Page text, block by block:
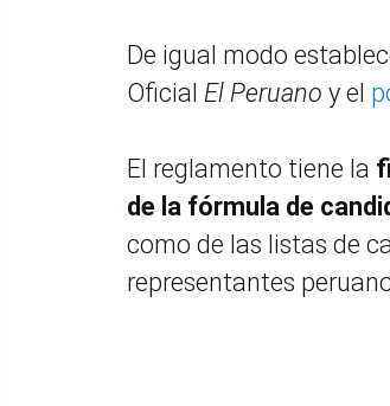
De igual modo
Oficial El Peruano y el
El reglamento tiene la
de la fórmula de
como de las listas de
representantes